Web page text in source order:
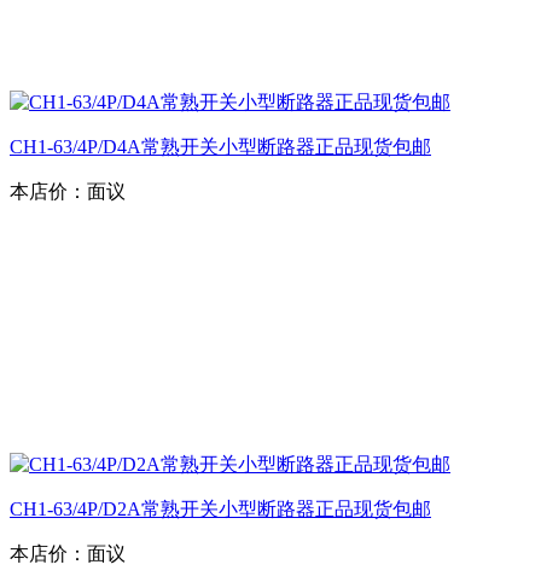
CH1-63/4P/D4A常熟开关小型断路器正品现货包邮
本店价： 面议
CH1-63/4P/D2A常熟开关小型断路器正品现货包邮
本店价： 面议